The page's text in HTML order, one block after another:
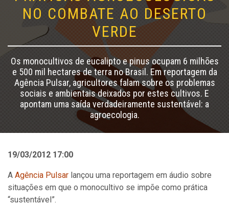
NO COMBATE AO DESERTO
VERDE
Os monocultivos de eucalipto e pinus ocupam 6 milhões
e 500 mil hectares de terra no Brasil. Em reportagem da
Agência Pulsar, agricultores falam sobre os problemas
sociais e ambientais deixados por estes cultivos. E
apontam uma saída verdadeiramente sustentável: a
agroecologia.
19/03/2012 17:00
A Agência Pulsar lançou uma reportagem em áudio sobre
situações em que o monocultivo se impõe como prática
“sustentável”.